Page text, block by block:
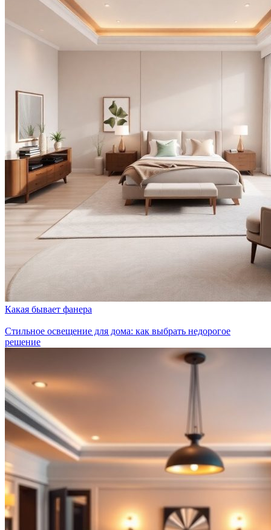
Какая бывает фанера
Стильное освещение для дома: как выбрать недорогое
решение